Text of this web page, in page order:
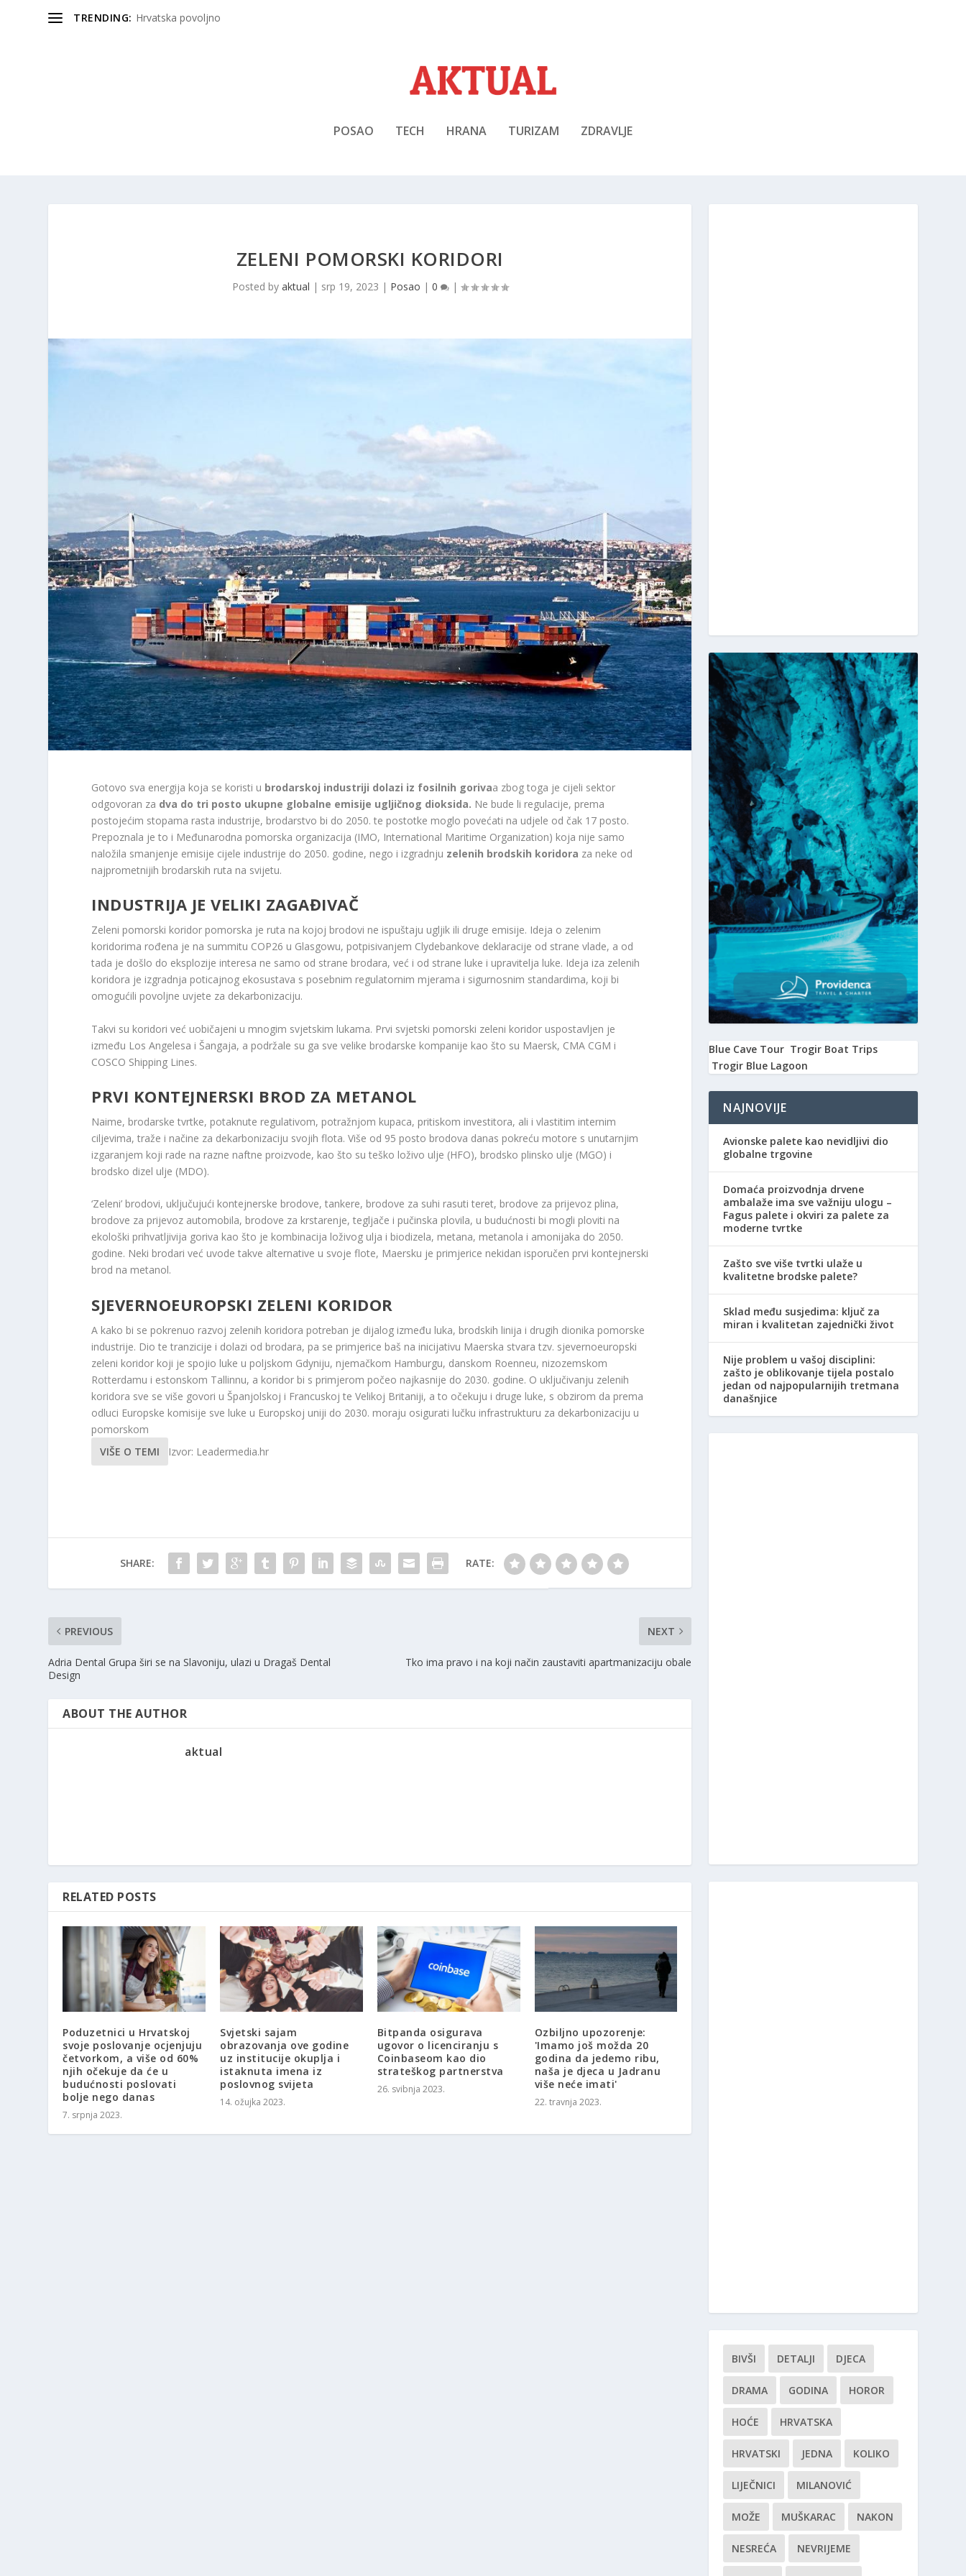
TRENDING: Hrvatska povoljno
POSAO TECH HRANA TURIZAM ZDRAVLJE
ZELENI POMORSKI KORIDORI
Posted by aktual | srp 19, 2023 | Posao | 0 |
Gotovo sva energija koja se koristi u brodarskoj industriji dolazi iz fosilnih gorivaa zbog toga je cijeli sektor
odgovoran za dva do tri posto ukupne globalne emisije ugljičnog dioksida. Ne bude li regulacije, prema
postojećim stopama rasta industrije, brodarstvo bi do 2050. te postotke moglo povećati na udjele od čak 17 posto.
Prepoznala je to i Međunarodna pomorska organizacija (IMO, International Maritime Organization) koja nije samo
naložila smanjenje emisije cijele industrije do 2050. godine, nego i izgradnju zelenih brodskih koridora za neke od
najprometnijih brodarskih ruta na svijetu.
INDUSTRIJA JE VELIKI ZAGAĐIVAČ
Zeleni pomorski koridor pomorska je ruta na kojoj brodovi ne ispuštaju ugljik ili druge emisije. Ideja o zelenim
koridorima rođena je na summitu COP26 u Glasgowu, potpisivanjem Clydebankove deklaracije od strane vlade, a od
tada je došlo do eksplozije interesa ne samo od strane brodara, već i od strane luke i upravitelja luke. Ideja iza zelenih
koridora je izgradnja poticajnog ekosustava s posebnim regulatornim mjerama i sigurnosnim standardima, koji bi
omogućili povoljne uvjete za dekarbonizaciju.
Takvi su koridori već uobičajeni u mnogim svjetskim lukama. Prvi svjetski pomorski zeleni koridor uspostavljen je
između Los Angelesa i Šangaja, a podržale su ga sve velike brodarske kompanije kao što su Maersk, CMA CGM i
COSCO Shipping Lines.
PRVI KONTEJNERSKI BROD ZA METANOL
Naime, brodarske tvrtke, potaknute regulativom, potražnjom kupaca, pritiskom investitora, ali i vlastitim internim
ciljevima, traže i načine za dekarbonizaciju svojih flota. Više od 95 posto brodova danas pokreću motore s unutarnjim
izgaranjem koji rade na razne naftne proizvode, kao što su teško loživo ulje (HFO), brodsko plinsko ulje (MGO) i
brodsko dizel ulje (MDO).
‘Zeleni’ brodovi, uključujući kontejnerske brodove, tankere, brodove za suhi rasuti teret, brodove za prijevoz plina,
brodove za prijevoz automobila, brodove za krstarenje, tegljače i pučinska plovila, u budućnosti bi mogli ploviti na
ekološki prihvatljivija goriva kao što je kombinacija loživog ulja i biodizela, metana, metanola i amonijaka do 2050.
godine. Neki brodari već uvode takve alternative u svoje flote, Maersku je primjerice nekidan isporučen prvi kontejnerski
brod na metanol.
SJEVERNOEUROPSKI ZELENI KORIDOR
A kako bi se pokrenuo razvoj zelenih koridora potreban je dijalog između luka, brodskih linija i drugih dionika pomorske
industrije. Dio te tranzicije i dolazi od brodara, pa se primjerice baš na inicijativu Maerska stvara tzv. sjevernoeuropski
zeleni koridor koji je spojio luke u poljskom Gdyniju, njemačkom Hamburgu, danskom Roenneu, nizozemskom
Rotterdamu i estonskom Tallinnu, a koridor bi s primjerom počeo najkasnije do 2030. godine. O uključivanju zelenih
koridora sve se više govori u Španjolskoj i Francuskoj te Velikoj Britaniji, a to očekuju i druge luke, s obzirom da prema
odluci Europske komisije sve luke u Europskoj uniji do 2030. moraju osigurati lučku infrastrukturu za dekarbonizaciju u
pomorskom
VIŠE O TEMI
Izvor: Leadermedia.hr
SHARE: RATE:
PREVIOUS
Adria Dental Grupa širi se na Slavoniju, ulazi u Dragaš Dental
Design
NEXT
Tko ima pravo i na koji način zaustaviti apartmanizaciju obale
ABOUT THE AUTHOR
aktual
RELATED POSTS
Poduzetnici u Hrvatskoj
svoje poslovanje ocjenjuju
četvorkom, a više od 60%
njih očekuje da će u
budućnosti poslovati
bolje nego danas
7. srpnja 2023.
Svjetski sajam
obrazovanja ove godine
uz institucije okuplja i
istaknuta imena iz
poslovnog svijeta
14. ožujka 2023.
Bitpanda osigurava
ugovor o licenciranju s
Coinbaseom kao dio
strateškog partnerstva
26. svibnja 2023.
Ozbiljno upozorenje:
'Imamo još možda 20
godina da jedemo ribu,
naša je djeca u Jadranu
više neće imati'
22. travnja 2023.
Blue Cave Tour Trogir Boat Trips
Trogir Blue Lagoon
NAJNOVIJE
Avionske palete kao nevidljivi dio
globalne trgovine
Domaća proizvodnja drvene
ambalaže ima sve važniju ulogu –
Fagus palete i okviri za palete za
moderne tvrtke
Zašto sve više tvrtki ulaže u
kvalitetne brodske palete?
Sklad među susjedima: ključ za
miran i kvalitetan zajednički život
Nije problem u vašoj disciplini:
zašto je oblikovanje tijela postalo
jedan od najpopularnijih tretmana
današnjice
BIVŠI DETALJI DJECA
DRAMA GODINA HOROR
HOĆE HRVATSKA
HRVATSKI JEDNA KOLIKO
LIJEČNICI MILANOVIĆ
MOŽE MUŠKARAC NAKON
NESREĆA NEVRIJEME